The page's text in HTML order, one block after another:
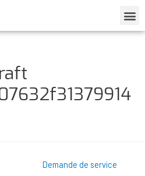
Demande de service